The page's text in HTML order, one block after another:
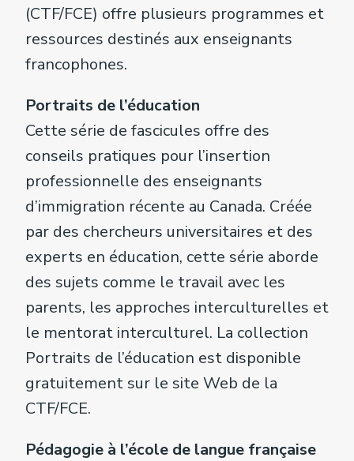
(CTF/FCE) offre plusieurs programmes et
ressources destinés aux enseignants
francophones.
Portraits de l’éducation
Cette série de fascicules offre des
conseils pratiques pour l’insertion
professionnelle des enseignants
d’immigration récente au Canada. Créée
par des chercheurs universitaires et des
experts en éducation, cette série aborde
des sujets comme le travail avec les
parents, les approches interculturelles et
le mentorat interculturel. La collection
Portraits de l’éducation est disponible
gratuitement sur le site Web de la
CTF/FCE.
Pédagogie à l’école de langue française